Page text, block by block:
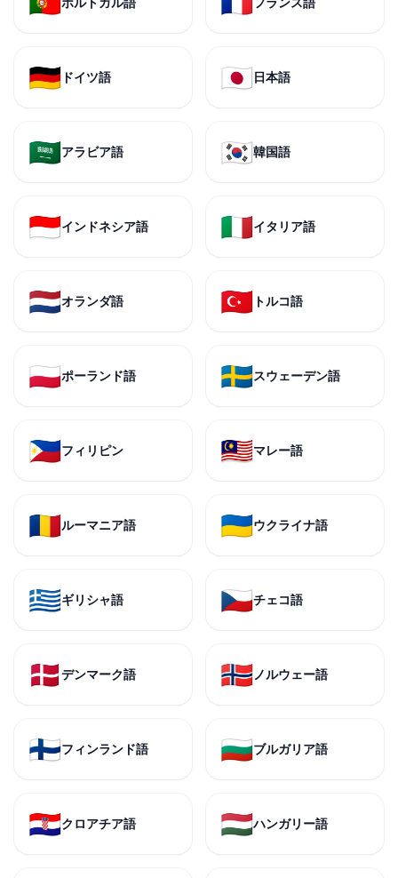
🇩🇪 ドイツ語 🇯🇵日本語
🇸🇦アラビア語 🇰🇷韓国語
🇮🇩インドネシア語 🇮🇹イタリア語
🇳🇱オランダ語 🇹🇷 トルコ語
🇵🇱ポーランド語 🇸🇪スウェーデン語
🇵🇭フィリピン 🇲🇾マレー語
🇷🇴ルーマニア語 🇺🇦ウクライナ語
🇬🇷ギリシャ語 🇨🇿チェコ語
🇩🇰デンマーク語 🇳🇴ノルウェー語
🇫🇮フィンランド語 🇧🇬ブルガリア語
🇭🇷クロアチア語 🇭🇺ハンガリー語